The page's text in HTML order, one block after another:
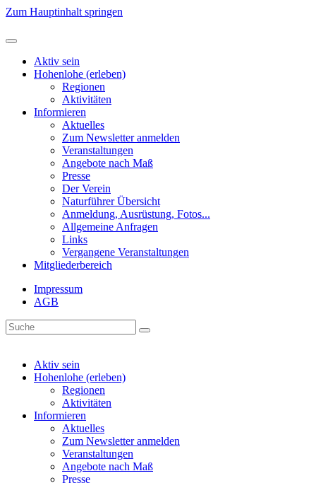
Zum Hauptinhalt springen
Aktiv sein
Hohenlohe (erleben)
Regionen
Aktivitäten
Informieren
Aktuelles
Zum Newsletter anmelden
Veranstaltungen
Angebote nach Maß
Presse
Der Verein
Naturführer Übersicht
Anmeldung, Ausrüstung, Fotos...
Allgemeine Anfragen
Links
Vergangene Veranstaltungen
Mitgliederbereich
Impressum
AGB
Aktiv sein
Hohenlohe (erleben)
Regionen
Aktivitäten
Informieren
Aktuelles
Zum Newsletter anmelden
Veranstaltungen
Angebote nach Maß
Presse